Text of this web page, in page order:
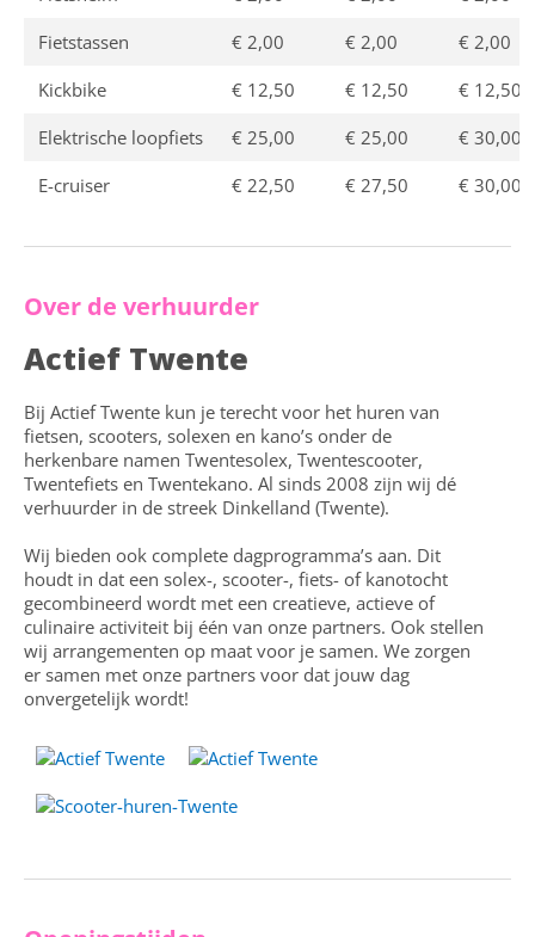
Fietstassen
€ 2,00 € 2,00
€ 2,00
Kickbike
€ 12,50 € 12,50
€ 12,50
Elektrische loopfiets
€ 25,00 € 25,00
€ 30,00
E-cruiser
€ 22,50 € 27,50 € 30,00
Over de verhuurder
Actief Twente
Bij Actief Twente kun je terecht voor het huren van
fietsen, scooters, solexen en kano’s onder de
herkenbare namen Twentesolex, Twentescooter,
Twentefiets en Twentekano. Al sinds 2008 zijn wij dé
verhuurder in de streek Dinkelland (Twente).
Wij bieden ook complete dagprogramma’s aan. Dit
houdt in dat een solex-, scooter-, fiets- of kanotocht
gecombineerd wordt met een creatieve, actieve of
culinaire activiteit bij één van onze partners. Ook stellen
wij arrangementen op maat voor je samen. We zorgen
er samen met onze partners voor dat jouw dag
onvergetelijk wordt!